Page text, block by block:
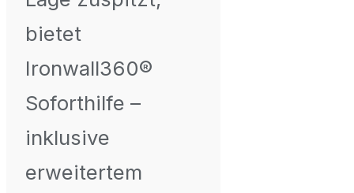
bietet
Ironwall360®
Soforthilfe –
inklusive
erweitertem